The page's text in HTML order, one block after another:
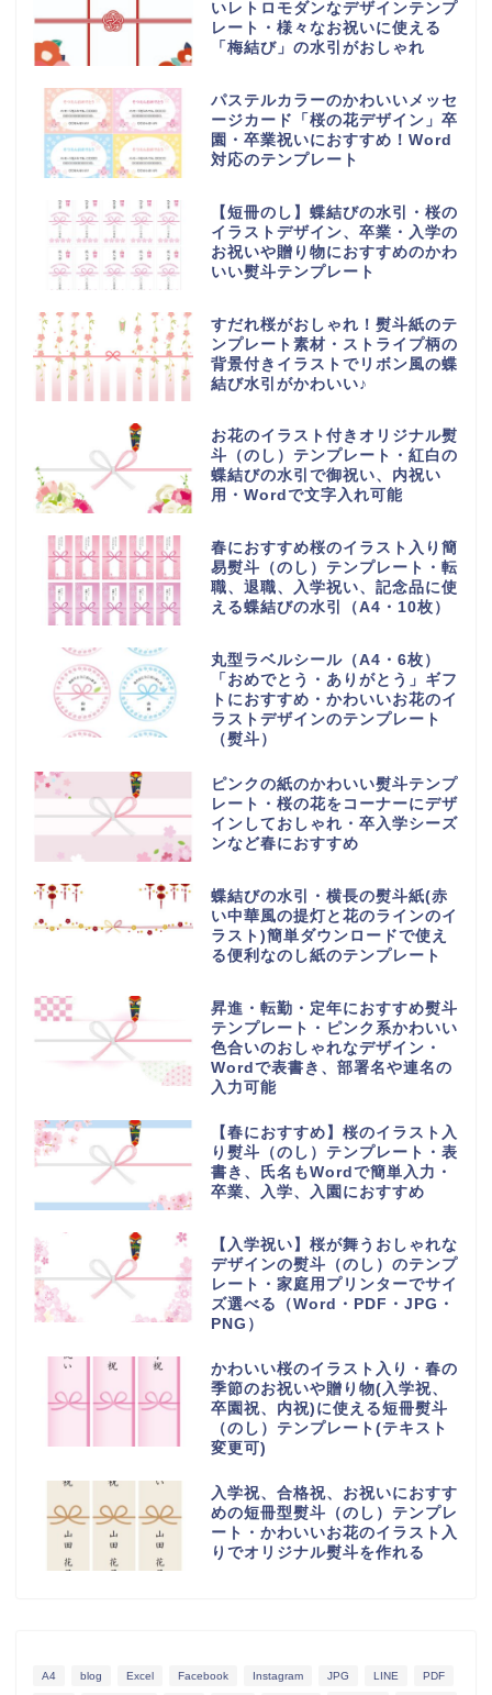
いレトロモダンなデザインテンプ
レート・様々なお祝いに使える
「梅結び」の水引がおしゃれ
パステルカラーのかわいいメッセ
ージカード「桜の花デザイン」卒
園・卒業祝いにおすすめ！Word
対応のテンプレート
【短冊のし】蝶結びの水引・桜の
イラストデザイン、卒業・入学の
お祝いや贈り物におすすめのかわ
いい熨斗テンプレート
すだれ桜がおしゃれ！熨斗紙のテ
ンプレート素材・ストライプ柄の
背景付きイラストでリボン風の蝶
結び水引がかわいい♪
お花のイラスト付きオリジナル熨
斗（のし）テンプレート・紅白の
蝶結びの水引で御祝い、内祝い
用・Wordで文字入れ可能
春におすすめ桜のイラスト入り簡
易熨斗（のし）テンプレート・転
職、退職、入学祝い、記念品に使
える蝶結びの水引（A4・10枚）
丸型ラベルシール（A4・6枚）
「おめでとう・ありがとう」ギフ
トにおすすめ・かわいいお花のイ
ラストデザインのテンプレート
（熨斗）
ピンクの紙のかわいい熨斗テンプ
レート・桜の花をコーナーにデザ
インしておしゃれ・卒入学シーズ
ンなど春におすすめ
蝶結びの水引・横長の熨斗紙(赤
い中華風の提灯と花のラインのイ
ラスト)簡単ダウンロードで使え
る便利なのし紙のテンプレート
昇進・転勤・定年におすすめ熨斗
テンプレート・ピンク系かわいい
色合いのおしゃれなデザイン・
Wordで表書き、部署名や連名の
入力可能
【春におすすめ】桜のイラスト入
り熨斗（のし）テンプレート・表
書き、氏名もWordで簡単入力・
卒業、入学、入園におすすめ
【入学祝い】桜が舞うおしゃれな
デザインの熨斗（のし）のテンプ
レート・家庭用プリンターでサイ
ズ選べる（Word・PDF・JPG・
PNG）
かわいい桜のイラスト入り・春の
季節のお祝いや贈り物(入学祝、
卒園祝、内祝)に使える短冊熨斗
（のし）テンプレート(テキスト
変更可)
入学祝、合格祝、お祝いにおすす
めの短冊型熨斗（のし）テンプレ
ート・かわいいお花のイラスト入
りでオリジナル熨斗を作れる
A4 blog Excel Facebook Instagram JPG LINE PDF